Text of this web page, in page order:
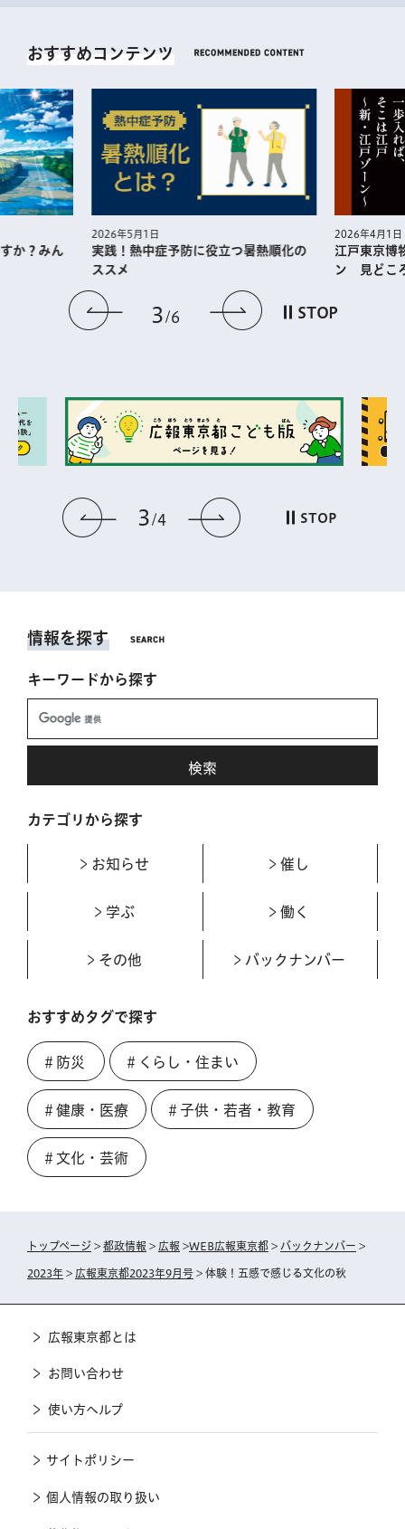
おすすめコンテンツ
前のスライドを表示
3 6 次のスライドを
STOP
か？みん
2026年5月1日
実践！熱中症予防に役⽴つ暑熱順化の
ススメ
2026年4月1日
江戸東京博
ン 見どこ
前のスライドを表示
3 4 次のスライドを表
STOP
情報を探す
キーワードから探す
カテゴリから探す
お知らせ 催し
学ぶ 働く
その他 バックナンバー
おすすめタグで探す
＃防災 ＃くらし・住まい
＃健康・医療 ＃子供・若者・教育
＃文化・芸術
トップページ > 都政情報 > 広報 >WEB広報東京都 > バックナンバー >
2023年 > 広報東京都2023年9月号 > 体験！五感で感じる文化の秋
広報東京都とは
お問い合わせ
使い方ヘルプ
サイトポリシー
個人情報の取り扱い